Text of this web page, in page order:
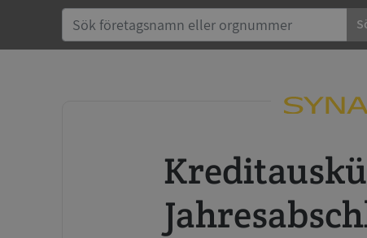
Kreditauskünfte und